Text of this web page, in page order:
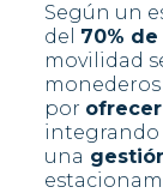
Según un
del 70%
movilidad
por
integrando
una